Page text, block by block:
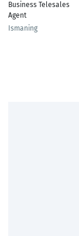
Business Telesales
Agent
Ismaning